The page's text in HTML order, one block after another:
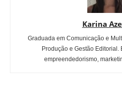
Karina
Graduada em Comunicação e
Produção e Gestão Editorial.
empreendedorismo,